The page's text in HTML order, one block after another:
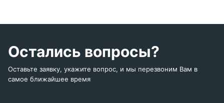
Остались вопросы?
Оставьте заявку, укажите вопрос, и мы перезвоним Вам в
самое ближайшее время